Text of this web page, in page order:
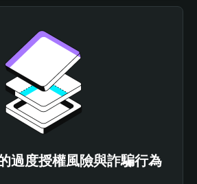
過度授權風險與詐騙行為